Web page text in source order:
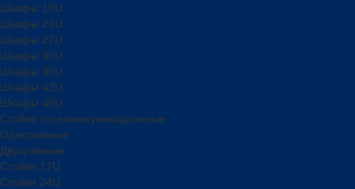
Шкафы 18U
Шкафы 24U
Шкафы 27U
Шкафы 30U
Шкафы 36U
Шкафы 42U
Шкафы 48U
Стойки телекоммуникационные
Однорамные
Двухрамные
Стойки 17U
Стойки 24U